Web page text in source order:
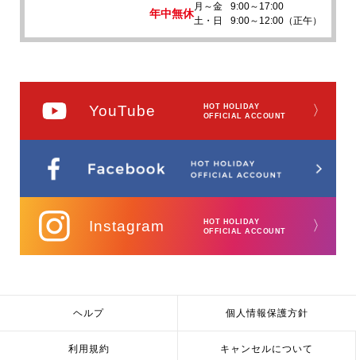
年中無休
月～金
9:00～17:00
土・日
9:00～12:00（正午）
YouTube
HOT HOLIDAY
OFFICIAL ACCOUNT
〉
Instagram
HOT HOLIDAY
OFFICIAL ACCOUNT
〉
ヘルプ 個人情報保護方針
利用規約 キャンセルについて